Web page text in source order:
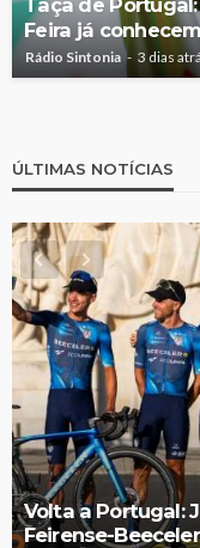
Feira já
Rádio Sintonia 3 dias
ÚLTIMAS NOTÍCIAS
Volta a Portugal:
Feirense-